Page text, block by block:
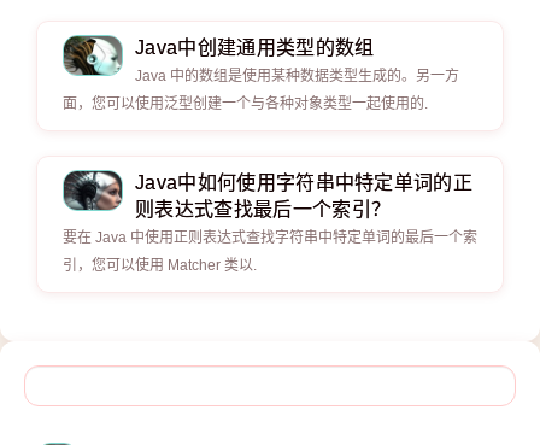
Java中创建通用类型的数组
Java 中的数组是使用某种数据类型生成的。另一方
面，您可以使用泛型创建一个与各种对象类型一起使用的.
Java中如何使用字符串中特定单词的正
则表达式查找最后一个索引？
要在 Java 中使用正则表达式查找字符串中特定单词的最后一个索
引，您可以使用 Matcher 类以.